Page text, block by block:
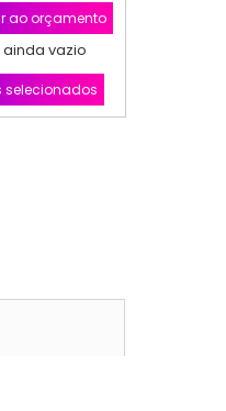
ao orçamento
vazio
selecionados